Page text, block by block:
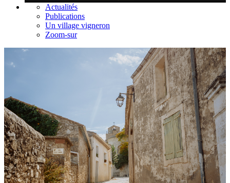
Actualités
Publications
Un village vigneron
Zoom-sur